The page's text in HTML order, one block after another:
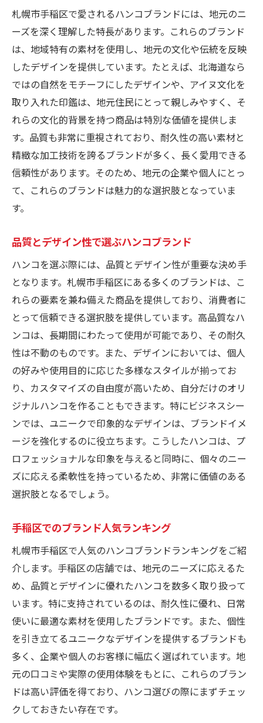
札幌市手稲区で愛されるハンコブランドには、地元のニ
ーズを深く理解した特長があります。これらのブランド
は、地域特有の素材を使用し、地元の文化や伝統を反映
したデザインを提供しています。たとえば、北海道なら
ではの自然をモチーフにしたデザインや、アイヌ文化を
取り入れた印鑑は、地元住民にとって親しみやすく、そ
れらの文化的背景を持つ商品は特別な価値を提供しま
す。品質も非常に重視されており、耐久性の高い素材と
精緻な加工技術を誇るブランドが多く、長く愛用できる
信頼性があります。そのため、地元の企業や個人にとっ
て、これらのブランドは魅力的な選択肢となっていま
す。
品質とデザイン性で選ぶハンコブランド
ハンコを選ぶ際には、品質とデザイン性が重要な決め手
となります。札幌市手稲区にある多くのブランドは、こ
れらの要素を兼ね備えた商品を提供しており、消費者に
とって信頼できる選択肢を提供しています。高品質なハ
ンコは、長期間にわたって使用が可能であり、その耐久
性は不動のものです。また、デザインにおいては、個人
の好みや使用目的に応じた多様なスタイルが揃ってお
り、カスタマイズの自由度が高いため、自分だけのオリ
ジナルハンコを作ることもできます。特にビジネスシー
ンでは、ユニークで印象的なデザインは、ブランドイメ
ージを強化するのに役立ちます。こうしたハンコは、プ
ロフェッショナルな印象を与えると同時に、個々のニー
ズに応える柔軟性を持っているため、非常に価値のある
選択肢となるでしょう。
手稲区でのブランド人気ランキング
札幌市手稲区で人気のハンコブランドランキングをご紹
介します。手稲区の店舗では、地元のニーズに応えるた
め、品質とデザインに優れたハンコを数多く取り扱って
います。特に支持されているのは、耐久性に優れ、日常
使いに最適な素材を使用したブランドです。また、個性
を引き立てるユニークなデザインを提供するブランドも
多く、企業や個人のお客様に幅広く選ばれています。地
元の口コミや実際の使用体験をもとに、これらのブラン
ドは高い評価を得ており、ハンコ選びの際にまずチェッ
クしておきたい存在です。